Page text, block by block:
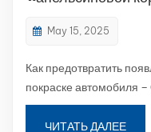
May 15, 2025
Как предотвратить
покраске автомобиля
проблем (Часть 2)Что
автомобильной
ЧИТАТЬ ДАЛЕЕ